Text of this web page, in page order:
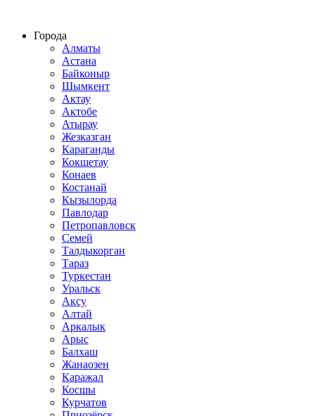
Города
Алматы
Астана
Байконыр
Шымкент
Актау
Актобе
Атырау
Жезказган
Караганды
Кокшетау
Конаев
Костанай
Кызылорда
Павлодар
Петропавловск
Семей
Талдыкорган
Тараз
Туркестан
Уральск
Аксу
Алтай
Аркалык
Арыс
Балхаш
Жанаозен
Каражал
Косшы
Курчатов